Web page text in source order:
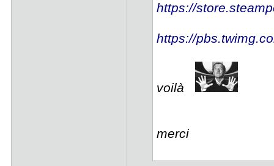
https://
https://
voilà
merci